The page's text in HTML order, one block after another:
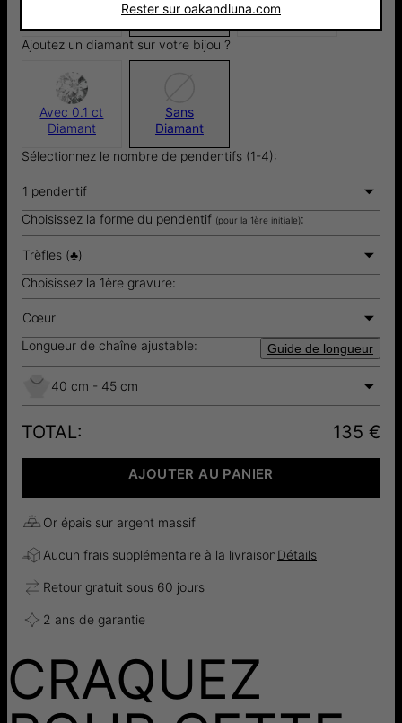
135 €
760 €
Ajoutez un diamant sur votre bijou ?
Avec 0.1 ct
Diamant
Sans
Diamant
Sélectionnez le nombre de pendentifs (1-4):
1 pendentif
Choisissez la forme du pendentif (pour la 1ère initiale):
Trèfles (♣)
Choisissez la 1ère gravure:
Cœur
Longueur de chaîne ajustable:
Guide de longueur
40 cm - 45 cm
TOTAL: 135 €
AJOUTER AU PANIER
Or épais sur argent massif
Aucun frais supplémentaire à la livraisonDétails
Retour gratuit sous 60 jours
2 ans de garantie
CRAQUEZ
Rester sur oakandluna.com